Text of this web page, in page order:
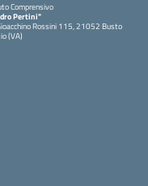
Comprensivo
Pertini"
Rossini 115, 21052 Busto
(VA)